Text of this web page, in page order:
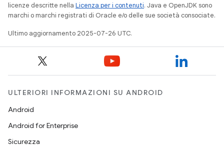
licenze descritte nella Licenza per i contenuti. Java e OpenJDK sono
marchi o marchi registrati di Oracle e/o delle sue società consociate.
Ultimo aggiornamento 2025-07-26 UTC.
ULTERIORI INFORMAZIONI SU ANDROID
Android
Android for Enterprise
Sicurezza